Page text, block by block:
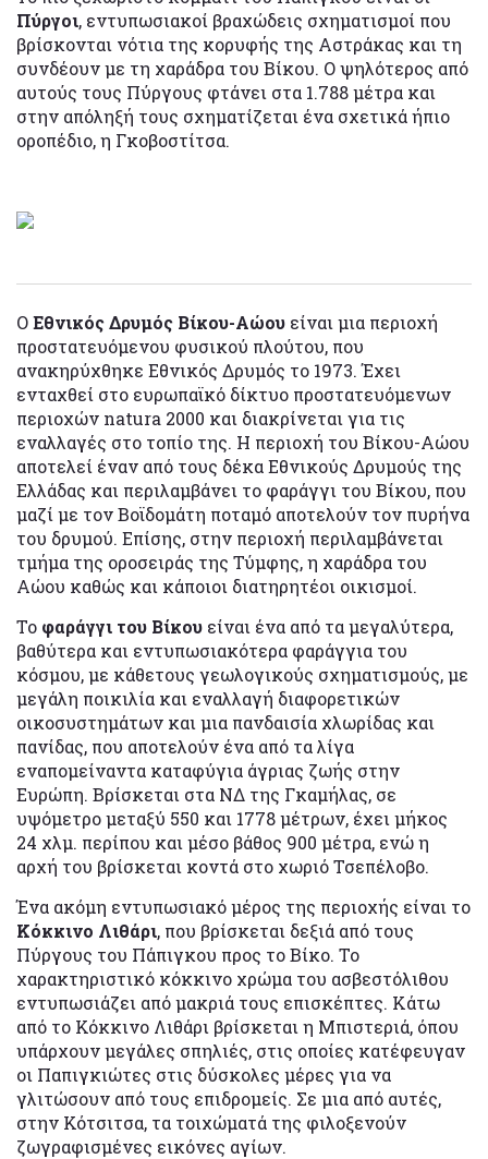
Πύργοι, εντυπωσιακοί βραχώδεις σχηματισμοί που
βρίσκονται νότια της κορυφής της Αστράκας και τη
συνδέουν με τη χαράδρα του Βίκου. Ο ψηλότερος από
αυτούς τους Πύργους φτάνει στα 1.788 μέτρα και
στην απόληξή τους σχηματίζεται ένα σχετικά ήπιο
οροπέδιο, η Γκοβοστίτσα.
ΟΕθνικός Δρυμός Βίκου-Αώου είναι μια περιοχή
προστατευόμενου φυσικού πλούτου, που
ανακηρύχθηκε Εθνικός Δρυμός το 1973. Έχει
ενταχθεί στο ευρωπαϊκό δίκτυο προστατευόμενων
περιοχών natura 2000 και διακρίνεται για τις
εναλλαγές στο τοπίο της. Η περιοχή του Βίκου-Αώου
αποτελεί έναν από τους δέκα Εθνικούς Δρυμούς της
Ελλάδας και περιλαμβάνει το φαράγγι του Βίκου, που
μαζί με τον Βοϊδομάτη ποταμό αποτελούν τον πυρήνα
του δρυμού. Επίσης, στην περιοχή περιλαμβάνεται
τμήμα της οροσειράς της Τύμφης, η χαράδρα του
Αώου καθώς και κάποιοι διατηρητέοι οικισμοί.
Το φαράγγι του Βίκου είναι ένα από τα μεγαλύτερα,
βαθύτερα και εντυπωσιακότερα φαράγγια του
κόσμου, με κάθετους γεωλογικούς σχηματισμούς, με
μεγάλη ποικιλία και εναλλαγή διαφορετικών
οικοσυστημάτων και μια πανδαισία χλωρίδας και
πανίδας, που αποτελούν ένα από τα λίγα
εναπομείναντα καταφύγια άγριας ζωής στην
Ευρώπη. Βρίσκεται στα ΝΔ της Γκαμήλας, σε
υψόμετρο μεταξύ 550 και 1778 μέτρων, έχει μήκος
24 χλμ. περίπου και μέσο βάθος 900 μέτρα, ενώ η
αρχή του βρίσκεται κοντά στο χωριό Τσεπέλοβο.
Ένα ακόμη εντυπωσιακό μέρος της περιοχής είναι το
Κόκκινο Λιθάρι, που βρίσκεται δεξιά από τους
Πύργους του Πάπιγκου προς το Βίκο. Το
χαρακτηριστικό κόκκινο χρώμα του ασβεστόλιθου
εντυπωσιάζει από μακριά τους επισκέπτες. Κάτω
από το Κόκκινο Λιθάρι βρίσκεται η Μπιστεριά, όπου
υπάρχουν μεγάλες σπηλιές, στις οποίες κατέφευγαν
οι Παπιγκιώτες στις δύσκολες μέρες για να
γλιτώσουν από τους επιδρομείς. Σε μια από αυτές,
στην Κότσιτσα, τα τοιχώματά της φιλοξενούν
ζωγραφισμένες εικόνες αγίων.